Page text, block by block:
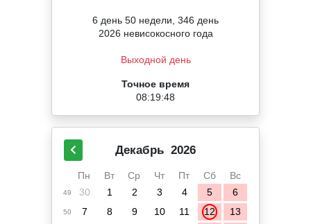
6 день 50 недели, 346 день
2026 невисокосного года
Выходной день
Точное время
08:19:48
Декабрь 2026
Пн Вт Ср Чт Пт Сб Вс
49 30 1 2 3 4 5 6
50 7 8 9 10 11 12 13